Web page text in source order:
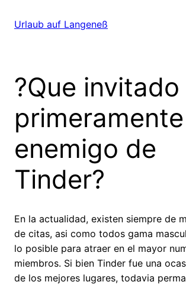
zumUrlaub auf Langeneß
?Que invitado
primeramente
enemigo de
Tinder?
En la actualidad, existen siempre de
de citas, asi­ como todos gama
lo posible para atraer en el mayor
miembros. Si bien Tinder fue una
de los mejores lugares, todavia